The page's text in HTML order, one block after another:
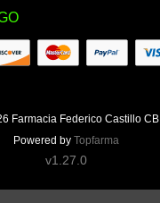
Farmacia Federico Castillo CB
Powered by Topfarma
v1.27.0